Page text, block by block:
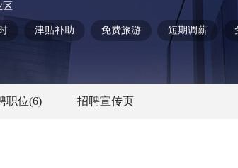
津贴补助 免费旅游 短期调薪
职位(6) 招聘宣传页